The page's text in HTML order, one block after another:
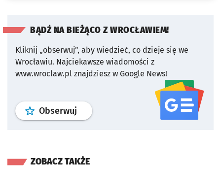
BĄDŹ NA BIEŻĄCO Z WROCŁAWIEM!
Kliknij „obserwuj”, aby wiedzieć, co dzieje się we
Wrocławiu. Najciekawsze wiadomości z
www.wroclaw.pl znajdziesz w Google News!
Obserwuj profil serwisu
ZOBACZ TAKŻE